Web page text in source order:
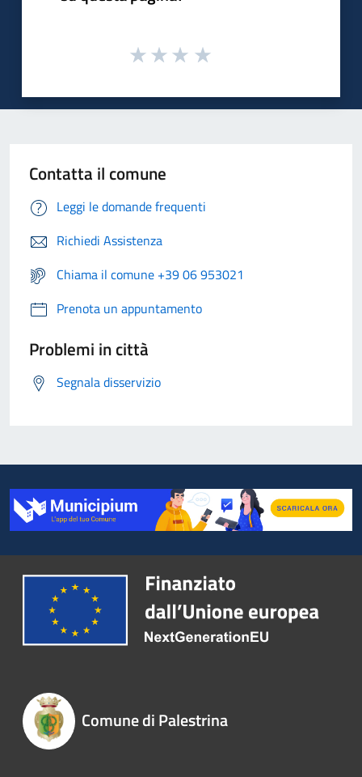
Contatta il comune
Leggi le domande frequenti
Richiedi Assistenza
Chiama il comune +39 06 953021
Prenota un appuntamento
Problemi in città
Segnala disservizio
Comune di Palestrina